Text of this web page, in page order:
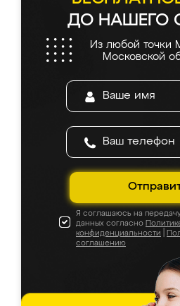
ДО НАШЕГО
Из любой точки
Московской
Я соглашаюсь на
данных согласно
конфиденциальности
соглашению